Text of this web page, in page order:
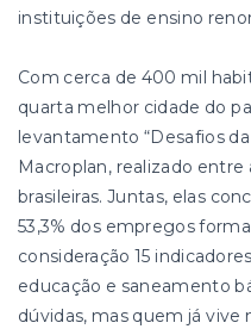
instituições de ensino
Com cerca de 400 mil
quarta melhor cidade do
levantamento “Desafios
Macroplan, realizado entre
brasileiras. Juntas, elas
53,3% dos empregos
consideração 15
educação e saneamento
dúvidas, mas quem já vive